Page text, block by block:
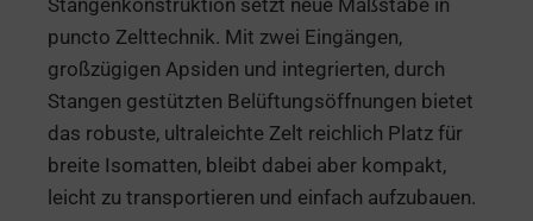
puncto Zelttechnik. Mit zwei Eingängen,
großzügigen Apsiden und integrierten, durch
Stangen gestützten Belüftungsöffnungen bietet
das robuste, ultraleichte Zelt reichlich Platz für
breite Isomatten, bleibt dabei aber kompakt,
leicht zu transportieren und einfach aufzubauen.